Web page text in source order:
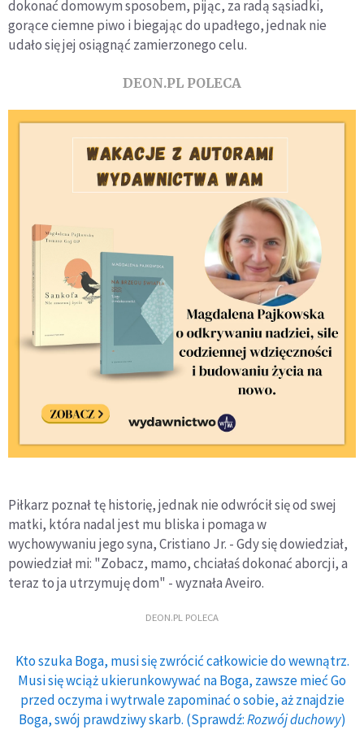
dokonać domowym sposobem, pijąc, za radą sąsiadki,
gorące ciemne piwo i biegając do upadłego, jednak nie
udało się jej osiągnąć zamierzonego celu.
DEON.PL POLECA
Piłkarz poznał tę historię, jednak nie odwrócił się od swej
matki, która nadal jest mu bliska i pomaga w
wychowywaniu jego syna, Cristiano Jr. - Gdy się dowiedział,
powiedział mi: "Zobacz, mamo, chciałaś dokonać aborcji, a
teraz to ja utrzymuję dom" - wyznała Aveiro.
DEON.PL POLECA
Kto szuka Boga, musi się zwrócić całkowicie do wewnątrz.
Musi się wciąż ukierunkowywać na Boga, zawsze mieć Go
przed oczyma i wytrwale zapominać o sobie, aż znajdzie
Boga, swój prawdziwy skarb. (Sprawdź:Rozwój duchowy)